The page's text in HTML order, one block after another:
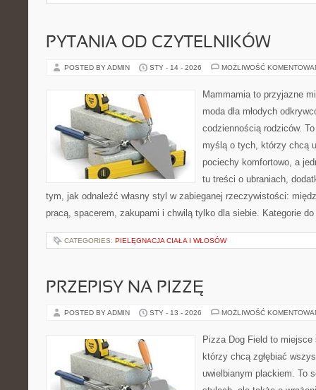
PYTANIA OD CZYTELNIKÓW
POSTED BY ADMIN STY - 14 - 2026 MOŻLIWOŚĆ
Mammamia to przyjazne
moda dla młodych
codziennością rodziców.
myślą o tych, którzy chcą
pociechy komfortowo, a
tu treści o ubraniach,
tym, jak odnaleźć własny styl w zabieganej rzeczywistości:
pracą, spacerem, zakupami i chwilą tylko dla siebie. Kategorie
CATEGORIES: PIELĘGNACJA CIAŁA I WŁOSÓW
PRZEPISY NA PIZZĘ
POSTED BY ADMIN STY - 13 - 2026 MOŻLIWOŚĆ
Pizza Dog Field to
którzy chcą zgłębiać
uwielbianym plackiem. To